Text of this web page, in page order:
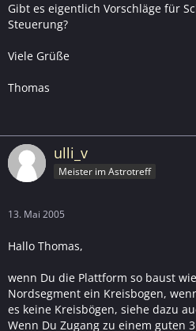
Gibt es eigentlich Vorschläge für
Steuerung?
Viele Grüße
Thomas
ulli_v
Meister im Astrotreff
13. Mai 2005
Hallo Thomas,
wenn Du die Plattform so baust
Nordsegment ein Kreisbogen,
es keine Kreisbögen, siehe dazu
Wenn Du Zugang zu einem guten